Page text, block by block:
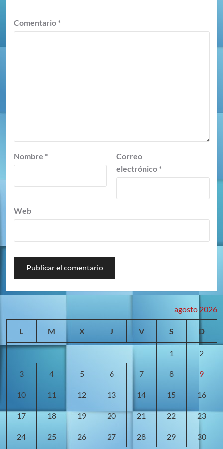
Comentario *
Nombre *
Correo
electrónico *
Web
agosto 2026
L M X J V S D
1 2
3 4 5 6 7 8 9
10 11 12 13 14 15 16
17 18 19 20 21 22 23
24 25 26 27 28 29 30